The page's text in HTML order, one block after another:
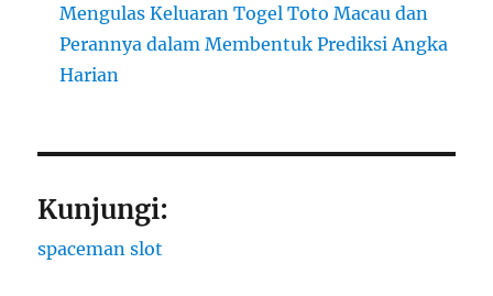
Mengulas Keluaran Togel Toto Macau dan
Perannya dalam Membentuk Prediksi Angka
Harian
Kunjungi:
spaceman slot